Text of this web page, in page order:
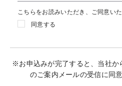
こちらをお読みいただき、ご同意い
同意する
※お申込みが完了すると、当社か
のご案内メールの受信に同